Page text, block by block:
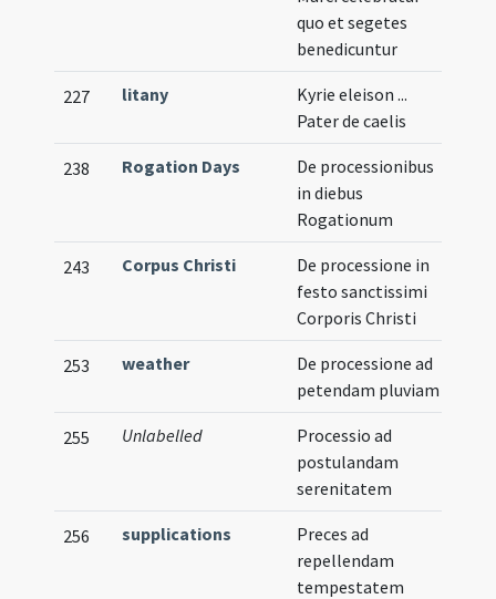
quo et segetes
benedicuntur
227 litany
Kyrie eleison ...
Pater de caelis
238 Rogation Days
De processionibus
in diebus
Rogationum
243 Corpus Christi
De processione in
festo sanctissimi
Corporis Christi
253 weather
De processione ad
petendam pluviam
255 Unlabelled
Processio ad
postulandam
serenitatem
256 supplications
Preces ad
repellendam
tempestatem